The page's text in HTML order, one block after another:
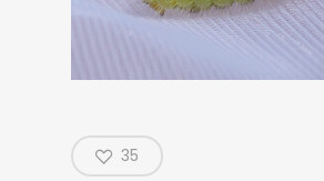
35